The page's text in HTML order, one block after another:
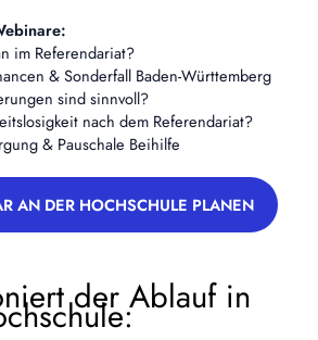
im Referendariat?
& Sonderfall Baden-Württemberg
sind sinnvoll?
nach dem Referendariat?
& Pauschale Beihilfe
AN DER HOCHSCHULE PLANEN
der Ablauf in